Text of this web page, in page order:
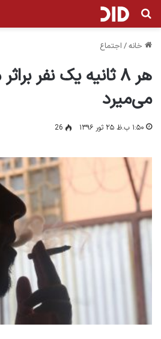
جستجو برای
خانه/ اجتماع
هر ۸ ثانیه یک نفر
می‌میرد
۱:۵۰ ب.ظ ۲۵ ثور ۱۳۹۶ 26